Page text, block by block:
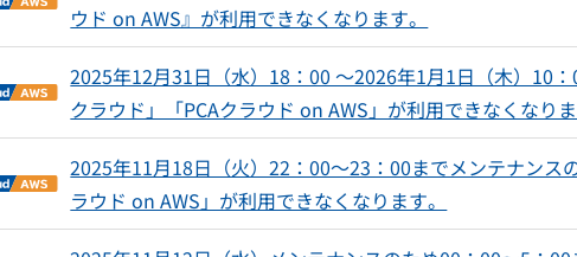
社会福祉法人会計
医療法人会計
販売管理
商魂・商管
法定調書
法人税
消費税
ウド on AWS』が利用できなくなります。
2025年12月31日（水）18：00 ～2026年1月1日（木）10
クラウド」「PCAクラウド on AWS」が利用できなくなりま
2025年11月18日（火）22：00～23：00までメンテナンス
ラウド on AWS」が利用できなくなります。